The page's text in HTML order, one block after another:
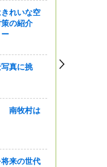
れいな空
策の紹介
真に挑
南牧村は
来の世代